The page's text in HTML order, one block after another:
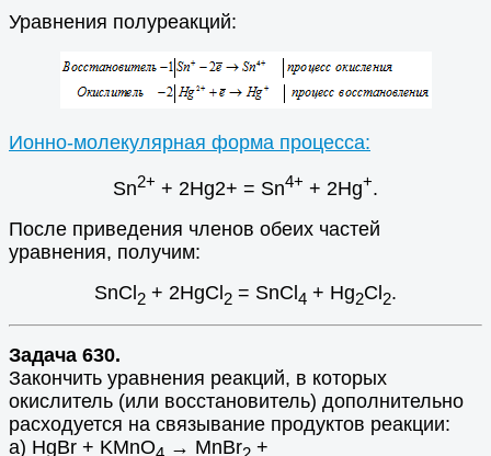
Уравнения полуреакций:
Ионно-молекулярная форма процесса:
Sn2+ + 2Hg2+ = Sn4+ + 2Hg+.
После приведения членов обеих частей
уравнения, получим:
SnCl2 + 2HgCl2 = SnCl4 + Hg2Cl2.
Задача 630.
Закончить уравнения реакций, в которых
окислитель (или восстановитель) дополнительно
расходуется на связывание продуктов реакции:
а) HgBr + KMnO
→ MnВr
+